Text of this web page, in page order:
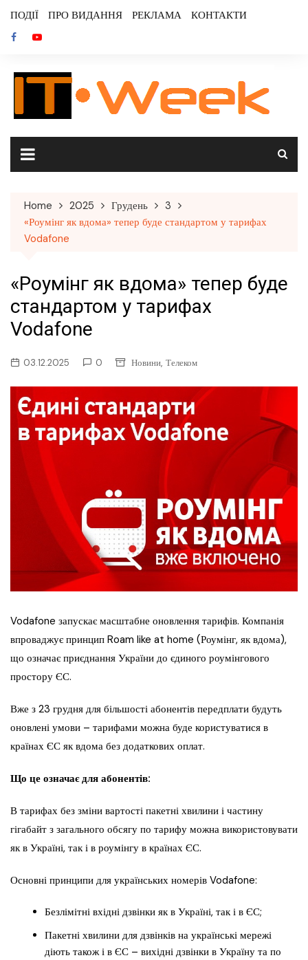
content
ПОДІЇ ПРО ВИДАННЯ РЕКЛАМА КОНТАКТИ
Home 2025 Грудень
3
«Роумінг як вдома» тепер буде стандартом у тарифах
Vodafone
«Роумінг як вдома» тепер буде
стандартом у тарифах
Vodafone
03.12.2025 0 Новини, Телеком
Vodafone запускає масштабне оновлення тарифів. Компанія
впроваджує принцип Roam like at home (Роумінг, як вдома),
що означає приєднання України до єдиного роумінгового
простору ЄС.
Вже з 23 грудня для більшості абонентів передплати будуть
оновлені умови – тарифами можна буде користуватися в
країнах ЄС як вдома без додаткових оплат.
Що це означає для абонентів:
В тарифах без зміни вартості пакетні хвилини і частину
гігабайт з загального обсягу по тарифу можна використовувати
як в Україні, так і в роумінгу в країнах ЄС.
Основні принципи для українських номерів Vodafone:
Безлімітні вхідні дзвінки як в Україні, так і в ЄС;
Пакетні хвилини для дзвінків на українські мережі
діють також і в ЄС – вихідні дзвінки в Україну та по